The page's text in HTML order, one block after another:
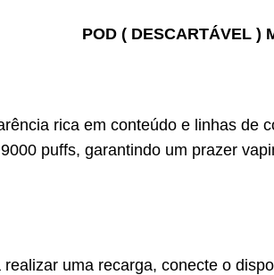
POD ( DESCARTÁVEL )
rica em conteúdo e linhas de
puffs, garantindo um prazer
realizar uma recarga, conecte o